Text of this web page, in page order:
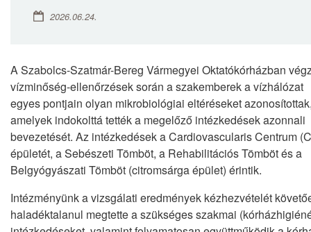
2026.06.24.
A Szabolcs-Szatmár-Bereg Vármegyei Oktatókórházban
vízminőség-ellenőrzések során a szakemberek a vízhálózat
egyes pontjain olyan mikrobiológiai eltéréseket
amelyek indokolttá tették a megelőző intézkedések azonnali
bevezetését. Az intézkedések a Cardiovascularis Centrum
épületét, a Sebészeti Tömböt, a Rehabilitációs Tömböt és a
Belgyógyászati Tömböt (citromsárga épület) érintik.
Intézményünk a vizsgálati eredmények kézhezvételét
haladéktalanul megtette a szükséges szakmai